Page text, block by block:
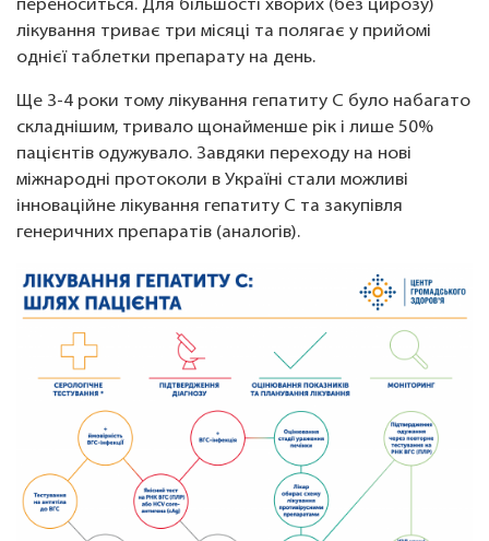
переноситься. Для більшості хворих (без цирозу)
лікування триває три місяці та полягає у прийомі
однієї таблетки препарату на день.
Ще 3-4 роки тому лікування гепатиту С було набагато
складнішим, тривало щонайменше рік і лише 50%
пацієнтів одужувало. Завдяки переходу на нові
міжнародні протоколи в Україні стали можливі
інноваційне лікування гепатиту С та закупівля
генеричних препаратів (аналогів).